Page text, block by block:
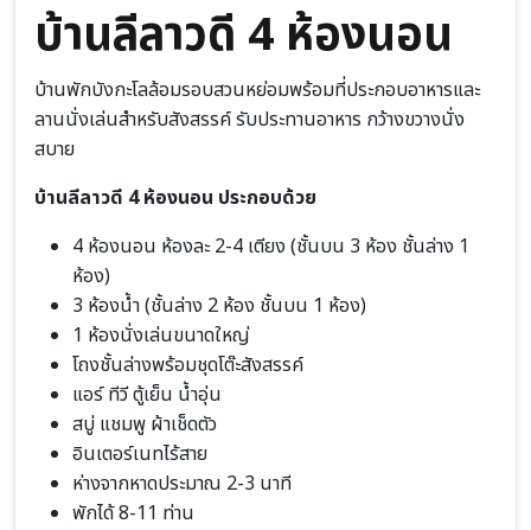
บ้านลีลาวดี 4 ห้องนอน
บ้านพักบังกะโลล้อมรอบสวนหย่อมพร้อมที่ประกอบอาหารและ
ลานนั่งเล่นสำหรับสังสรรค์ รับประทานอาหาร กว้างขวางนั่ง
สบาย
บ้านลีลาวดี 4 ห้องนอน ประกอบด้วย
4 ห้องนอน ห้องละ 2-4 เตียง (ชั้นบน 3 ห้อง ชั้นล่าง 1
ห้อง)
3 ห้องน้ำ (ชั้นล่าง 2 ห้อง ชั้นบน 1 ห้อง)
1 ห้องนั่งเล่นขนาดใหญ่
โถงชั้นล่างพร้อมชุดโต๊ะสังสรรค์
แอร์ ทีวี ตู้เย็น น้ำอุ่น
สบู่ แชมพู ผ้าเช็ดตัว
อินเตอร์เนทไร้สาย
ห่างจากหาดประมาณ 2-3 นาที
พักได้ 8-11 ท่าน